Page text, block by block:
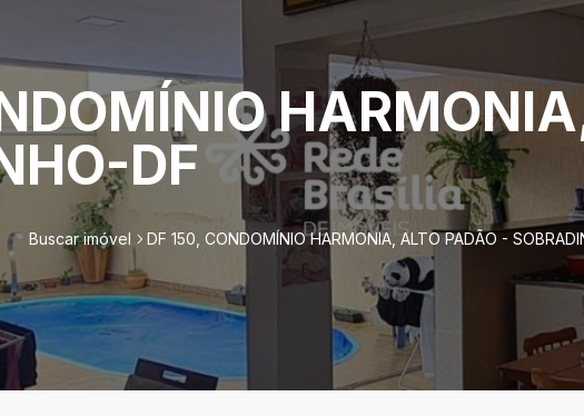
DF
Buscar imóvel DF 150, CONDOMÍNIO HARMONIA, ALTO PADÃO -